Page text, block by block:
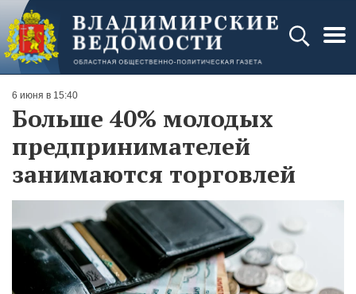
6 июня в 15:40
Больше 40% молодых
предпринимателей
занимаются торговлей